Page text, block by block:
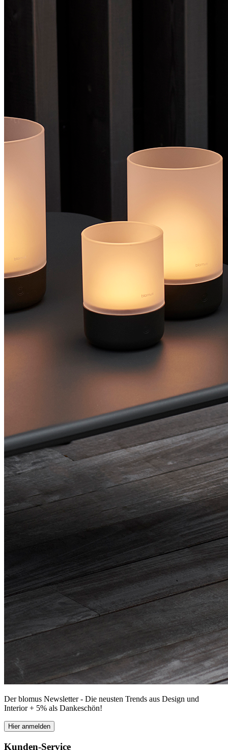
Der blomus Newsletter - Die neusten Trends aus Design und
Interior + 5% als Dankeschön!
Hier anmelden
Kunden-Service